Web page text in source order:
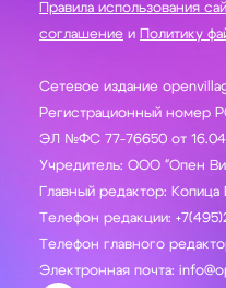
Правила использования
соглашение и Политику
Сетевое издание
Регистрационный
ЭЛ №ФС 77-76650 от 16.04
Учредитель: ООО "Опен
Главный редактор:
Телефон редакции:
Телефон главного
Электронная почта: